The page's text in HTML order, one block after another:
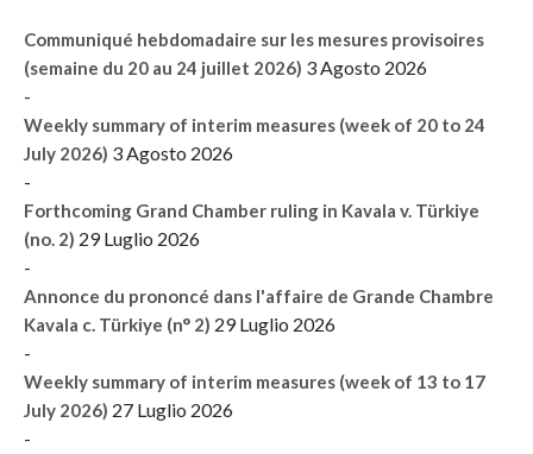
Communiqué hebdomadaire sur les mesures provisoires
(semaine du 20 au 24 juillet 2026) 3 Agosto 2026
-
Weekly summary of interim measures (week of 20 to 24
July 2026) 3 Agosto 2026
-
Forthcoming Grand Chamber ruling in Kavala v. Türkiye
(no. 2) 29 Luglio 2026
-
Annonce du prononcé dans l'affaire de Grande Chambre
Kavala c. Türkiye (n° 2) 29 Luglio 2026
-
Weekly summary of interim measures (week of 13 to 17
July 2026) 27 Luglio 2026
-